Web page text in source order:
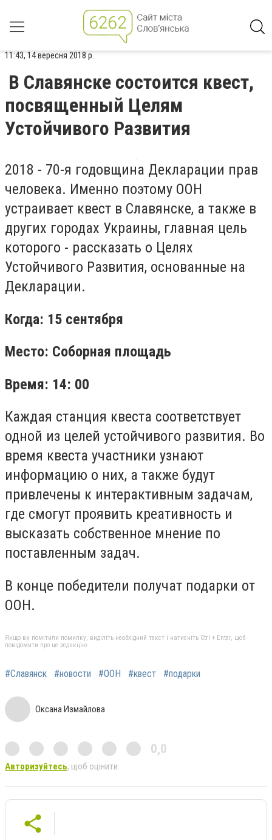
11:43, 14 вересня 2018 р.
В Славянске состоится квест,
посвященный Целям
Устойчивого Развития
2018 - 70-я годовщина Декларации прав
человека. Именно поэтому ООН
устраивает квест в Славянске, а также в
других городах Украины, главная цель
которого - рассказать о Целях
Устойчивого Развития, основанные на
Декларации.
Когда: 15 сентября
Место: Соборная площадь
Время: 14: 00
Каждая станция квеста соответствует
одной из целей устойчивого развития. Во
время квеста участники узнают
информацию о них, а также будут
привлечены к интерактивным задачам,
где смогут проявить креативность и
высказать собственное мнение по
поставленным задач.
В конце победители получат подарки от
ООН.
Якщо ви помітили помилку, виділіть необхідний текст і натисніть Ctrl + Enter, щоб
повідомити про це редакцію
#Славянск #новости #ООН #квест #подарки
Оксана Измайлова
0,0
Авторизуйтесь, щоб оцінити